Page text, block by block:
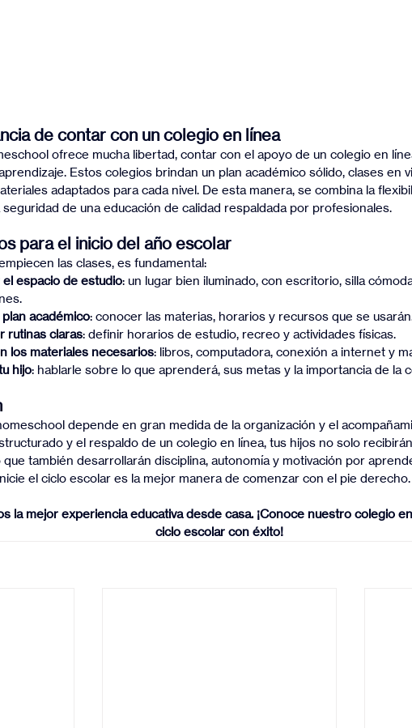
de contar con un colegio en línea
ofrece mucha libertad, contar con el apoyo de un colegio en
Estos colegios brindan un plan académico sólido, clases en
adaptados para cada nivel. De esta manera, se combina la
de una educación de calidad respaldada por profesionales.
para el inicio del año escolar
las clases, es fundamental:
espacio de estudio: un lugar bien iluminado, con escritorio, silla
académico: conocer las materias, horarios y recursos que se
rutinas claras: definir horarios de estudio, recreo y actividades físicas.
los materiales necesarios: libros, computadora, conexión a internet y
hijo: hablarle sobre lo que aprenderá, sus metas y la importancia de la
depende en gran medida de la organización y el
y el respaldo de un colegio en línea, tus hijos no solo
también desarrollarán disciplina, autonomía y motivación por
el ciclo escolar es la mejor manera de comenzar con el pie derecho.
la mejor experiencia educativa desde casa. ¡Conoce nuestro colegio
ciclo escolar con éxito!